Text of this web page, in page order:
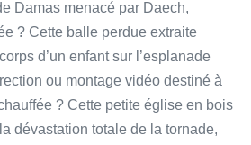
Damas menacé par Daech,
? Cette balle perdue extraite
d’un enfant sur l’esplanade
ou montage vidéo destiné à
? Cette petite église en bois
dévastation totale de la tornade,